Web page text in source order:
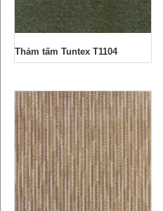
Thảm tấm Tuntex T1104